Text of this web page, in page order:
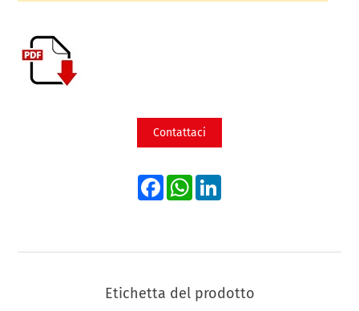
Contattaci
FacebookWhatsApp
Etichetta del prodotto